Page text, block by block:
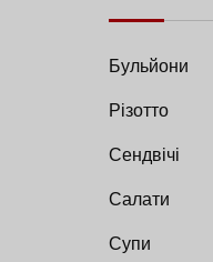
Бульйони
Різотто
Сендвічі
Салати
Супи